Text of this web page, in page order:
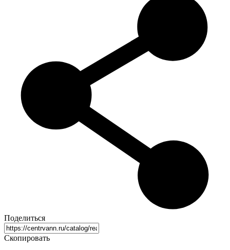
Поделиться
Скопировать